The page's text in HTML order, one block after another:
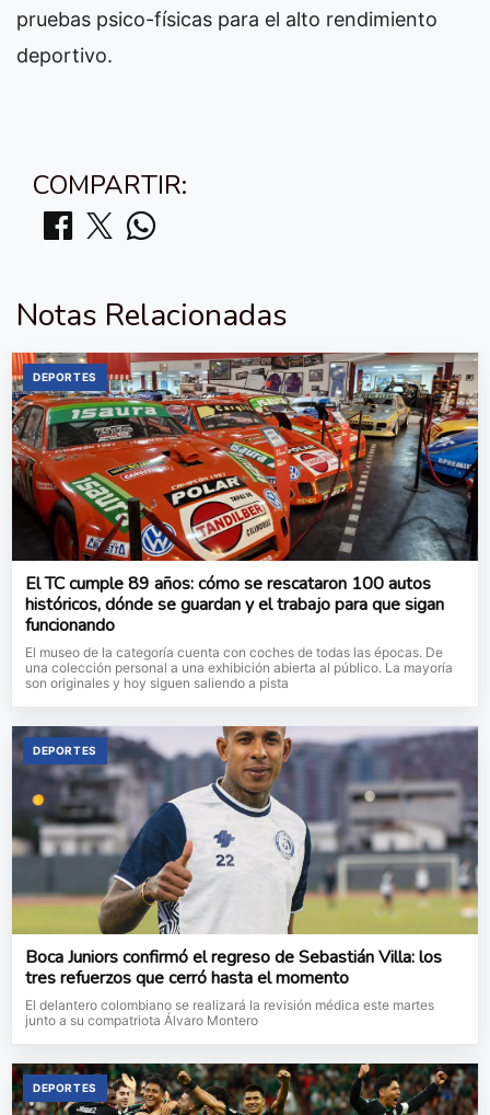
pruebas psico-físicas para el alto rendimiento
deportivo.
COMPARTIR:
Notas Relacionadas
DEPORTES
El TC cumple 89 años: cómo se rescataron 100 autos
históricos, dónde se guardan y el trabajo para que sigan
funcionando
El museo de la categoría cuenta con coches de todas las épocas. De
una colección personal a una exhibición abierta al público. La mayoría
son originales y hoy siguen saliendo a pista
DEPORTES
Boca Juniors confirmó el regreso de Sebastián Villa: los
tres refuerzos que cerró hasta el momento
El delantero colombiano se realizará la revisión médica este martes
junto a su compatriota Álvaro Montero
DEPORTES